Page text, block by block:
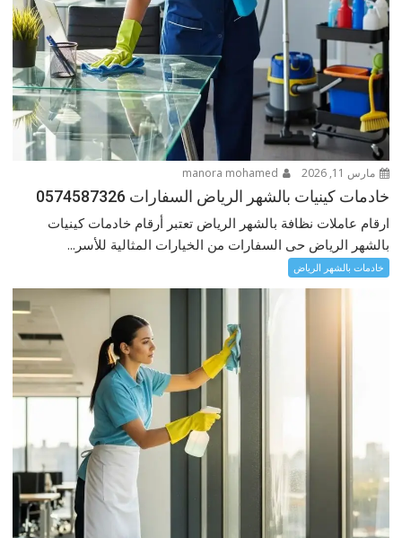
مارس 11, 2026
خادمات كينيات بالشهر الرياض السفارات 0574587326
ارقام عاملات نظافة بالشهر الرياض تعتبر أرقام خادمات كينيات
بالشهر الرياض حى السفارات من الخيارات المثالية للأسر...
خادمات بالشهر الرياض